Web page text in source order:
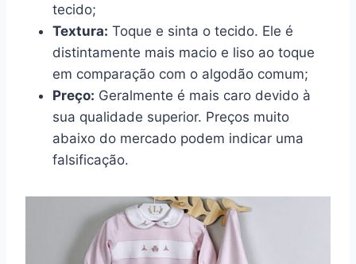
tecido;
Textura: Toque e sinta o tecido. Ele é
distintamente mais macio e liso ao toque
em comparação com o algodão comum;
Preço: Geralmente é mais caro devido à
sua qualidade superior. Preços muito
abaixo do mercado podem indicar uma
falsificação.